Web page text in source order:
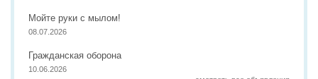
Мойте руки с мылом!
08.07.2026
Гражданская оборона
10.06.2026